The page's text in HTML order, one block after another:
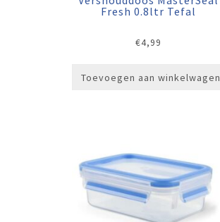
Fresh 0.8ltr Tefal
€4,99
Toevoegen aan winkelwagen